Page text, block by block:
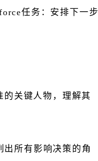
任务：安排下一步
关键人物，理解其
出所有影响决策的角